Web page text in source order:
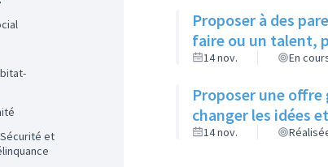
Proposer à des
faire ou un talent,
14 nov. En
Proposer une
changer les idées
14 nov.